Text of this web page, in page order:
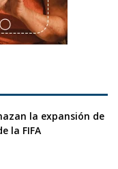
la expansión de
la FIFA